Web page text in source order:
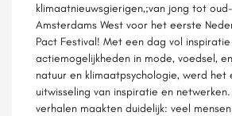
klimaatnieuwsgierigen,;van jong tot
Amsterdams West voor het eerste
Pact Festival! Met een dag vol
actiemogelijkheden in mode, voedsel,
natuur en klimaatpsychologie, werd het
uitwisseling van inspiratie en
verhalen maakten duidelijk: veel